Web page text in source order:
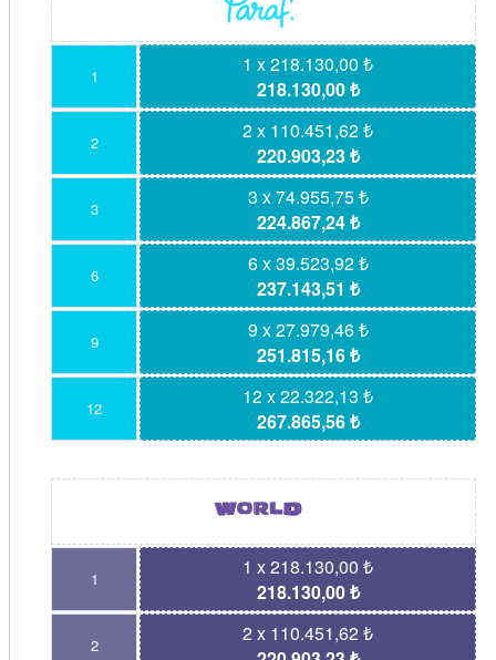
1
1 x 218.130,00 ₺
218.130,00 ₺
2
2 x 110.451,62 ₺
220.903,23 ₺
3
3 x 74.955,75 ₺
224.867,24 ₺
6
6 x 39.523,92 ₺
237.143,51 ₺
9
9 x 27.979,46 ₺
251.815,16 ₺
12
12 x 22.322,13 ₺
267.865,56 ₺
1
1 x 218.130,00 ₺
218.130,00 ₺
2
2 x 110.451,62 ₺